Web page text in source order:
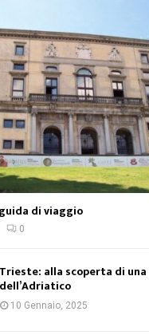
di viaggio
0
Trieste: alla scoperta di
dell’Adriatico
10 Gennaio, 2025